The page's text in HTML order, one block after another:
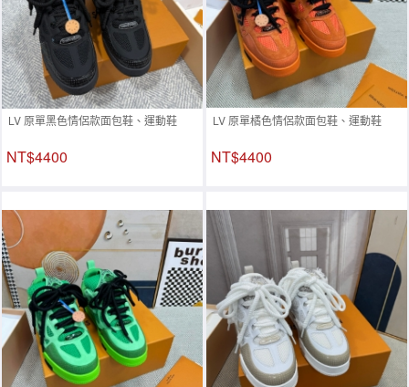
LV 原單黑色情侶款面包鞋、運動鞋
NT$4400
LV 原單橘色情侶款面包鞋、運動鞋
NT$4400